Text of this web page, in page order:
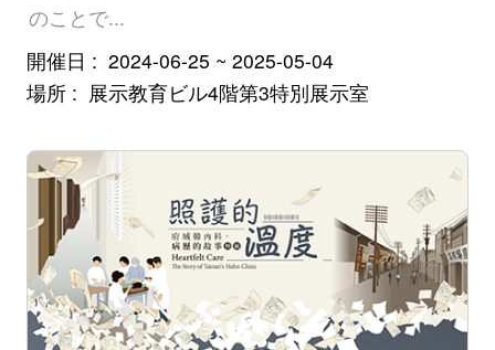
のことで...
開催日
2024-06-25 ~ 2025-05-04
場所
展示教育ビル4階第3特別展示室